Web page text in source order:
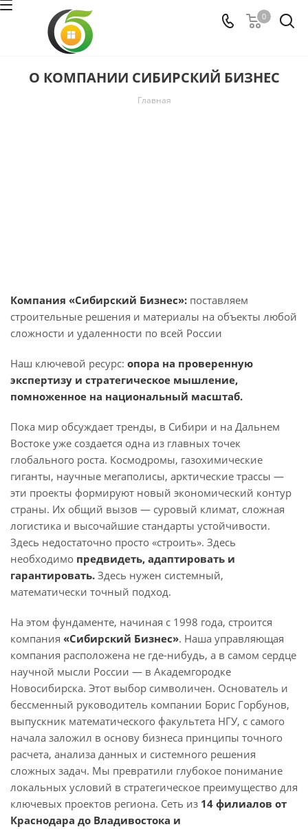
0
О КОМПАНИИ СИБИРСКИЙ БИЗНЕС
Главная
Компания «Сибирский Бизнес»: поставляем
строительные решения и материалы на объекты любой
сложности и удаленности по всей России
Наш ключевой ресурс: опора на проверенную
экспертизу и стратегическое мышление,
помноженное на национальный масштаб.
Пока мир обсуждает тренды, в Сибири и на Дальнем
Востоке уже создается одна из главных точек
глобального роста. Космодромы, газохимические
гиганты, научные мегаполисы, арктические трассы —
эти проекты формируют новый экономический контур
страны. Их общий вызов — суровый климат, сложная
логистика и высочайшие стандарты устойчивости.
Здесь недостаточно просто «строить». Здесь
необходимо предвидеть, адаптировать и
гарантировать. Здесь нужен системный,
математически точный подход.
На этом фундаменте, начиная с 1998 года, строится
компания «Сибирский Бизнес». Наша управляющая
компания расположена не где-нибудь, а в самом сердце
научной мысли России — в Академгородке
Новосибирска. Этот выбор символичен. Основатель и
бессменный руководитель компании Борис Горбунов,
выпускник математического факультета НГУ, с самого
начала заложил в основу бизнеса принципы точного
расчета, анализа данных и системного решения
сложных задач. Мы превратили глубокое понимание
локальных условий в стратегическое преимущество для
ключевых проектов региона. Сеть из 14 филиалов от
Краснодара до Владивостока и